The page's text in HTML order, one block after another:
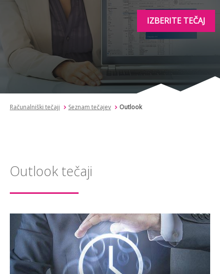
IZBERITE TEČAJ
Računalniški tečaji Seznam tečajev Outlook
Outlook tečaji